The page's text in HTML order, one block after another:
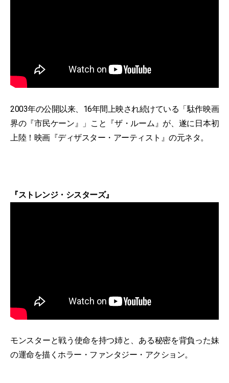
2003年の公開以来、16年間上映され続けている「駄作映画
界の『市民ケーン』」こと『ザ・ルーム』が、遂に日本初
上陸！映画『ディザスター・アーティスト』の元ネタ。
『ストレンジ・シスターズ』
モンスターと戦う使命を持つ姉と、ある秘密を背負った妹
の運命を描くホラー・ファンタジー・アクション。